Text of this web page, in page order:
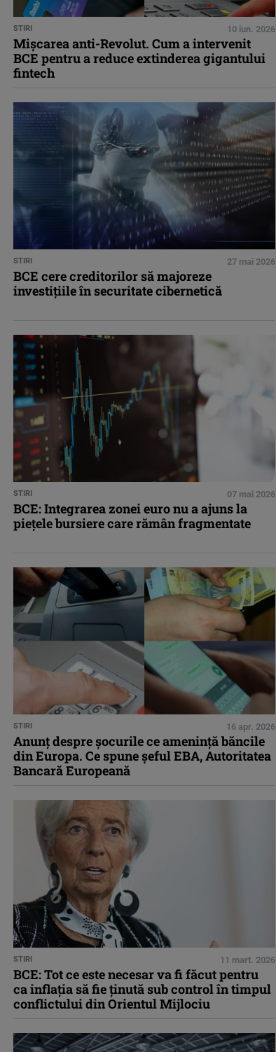
STIRI 10 iun. 2026
Mișcarea anti-Revolut. Cum a intervenit
BCE pentru a reduce extinderea gigantului
fintech
STIRI 27 mai 2026
BCE cere creditorilor să majoreze
investiţiile în securitate cibernetică
STIRI 07 mai 2026
BCE: Integrarea zonei euro nu a ajuns la
pieţele bursiere care rămân fragmentate
STIRI 16 apr. 2026
Anunţ despre şocurile ce ameninţă băncile
din Europa. Ce spune şeful EBA, Autoritatea
Bancară Europeană
STIRI 11 mart. 2026
BCE: Tot ce este necesar va fi făcut pentru
ca inflaţia să fie ţinută sub control în timpul
conflictului din Orientul Mijlociu